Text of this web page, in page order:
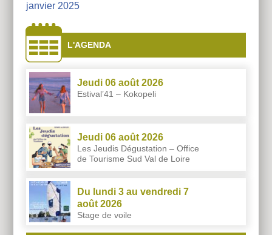
janvier 2025
L'AGENDA
Jeudi 06 août 2026
Estival’41 – Kokopeli
Jeudi 06 août 2026
Les Jeudis Dégustation – Office
de Tourisme Sud Val de Loire
Du lundi 3 au vendredi 7
août 2026
Stage de voile